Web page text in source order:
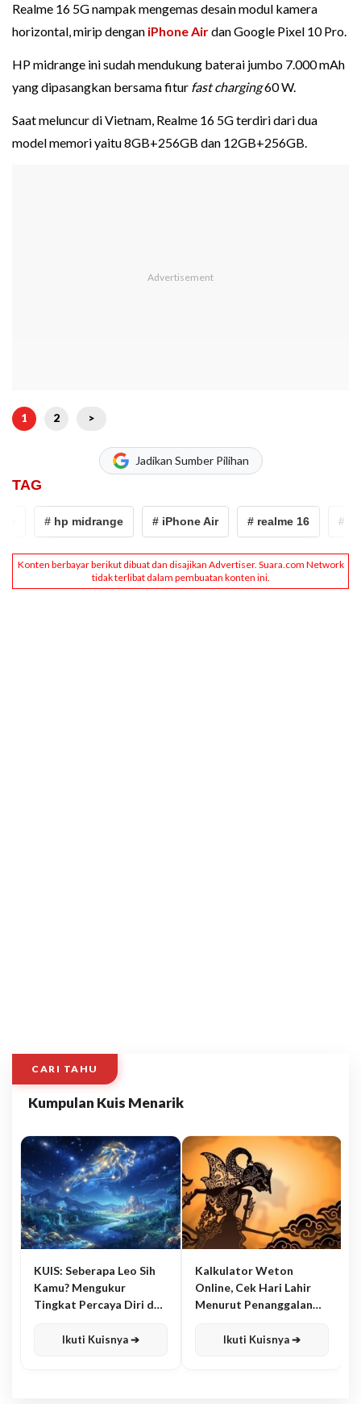
Realme 16 5G nampak mengemas desain modul kamera
horizontal, mirip dengan iPhone Airdan Google Pixel 10 Pro.
HP midrange ini sudah mendukung baterai jumbo 7.000 mAh
yang dipasangkan bersama fitur fast charging60 W.
Saat meluncur di Vietnam, Realme 16 5G terdiri dari dua
model memori yaitu 8GB+256GB dan 12GB+256GB.
1 2 >
Jadikan Sumber Pilihan
TAG
# hp midrange # iPhone Air # realme 16 #
CARI TAHU
Kumpulan Kuis Menarik
KUIS: Seberapa Leo Sih
Kamu? Mengukur
Tingkat Percaya Diri dan
Ikuti Kuisnya ➔
Kalkulator Weton
Online, Cek Hari Lahir
Menurut Penanggalan
Ikuti Kuisnya ➔